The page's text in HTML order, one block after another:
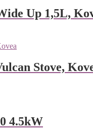
Up 1,5L,
Stove,
4.5kW